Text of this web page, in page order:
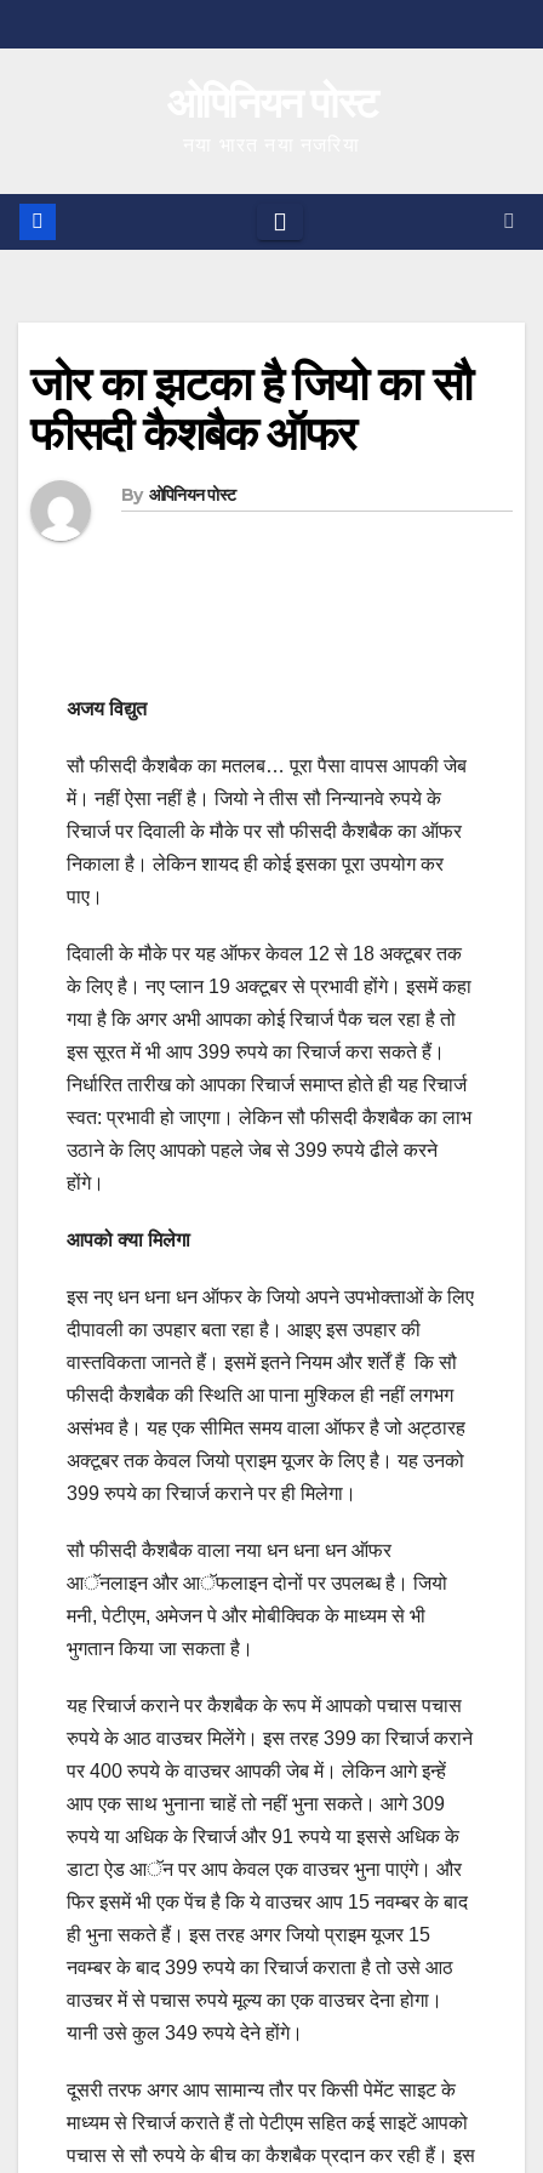
to
जोर का झटका है जियो का सौ
फीसदी कैशबैक ऑफर
By ओपिनियन पोस्ट
अजय विद्युत
सौ फीसदी कैशबैक का मतलब… पूरा पैसा वापस आपकी जेब
में। नहीं ऐसा नहीं है। जियो ने तीस सौ निन्यानवे रुपये के
रिचार्ज पर दिवाली के मौके पर सौ फीसदी कैशबैक का ऑफर
निकाला है। लेकिन शायद ही कोई इसका पूरा उपयोग कर
पाए।
दिवाली के मौके पर यह ऑफर केवल 12 से 18 अक्टूबर तक
के लिए है। नए प्लान 19 अक्टूबर से प्रभावी होंगे। इसमें कहा
गया है कि अगर अभी आपका कोई रिचार्ज पैक चल रहा है तो
इस सूरत में भी आप 399 रुपये का रिचार्ज करा सकते हैं।
निर्धारित तारीख को आपका रिचार्ज समाप्त होते ही यह रिचार्ज
स्वत: प्रभावी हो जाएगा। लेकिन सौ फीसदी कैशबैक का लाभ
उठाने के लिए आपको पहले जेब से 399 रुपये ढीले करने
होंगे।
आपको क्या मिलेगा
इस नए धन धना धन ऑफर के जियो अपने उपभोक्ताओं के लिए
दीपावली का उपहार बता रहा है। आइए इस उपहार की
वास्तविकता जानते हैं। इसमें इतने नियम और शर्तें हैं कि सौ
फीसदी कैशबैक की स्थिति आ पाना मुश्किल ही नहीं लगभग
असंभव है। यह एक सीमित समय वाला ऑफर है जो अट्ठारह
अक्टूबर तक केवल जियो प्राइम यूजर के लिए है। यह उनको
399 रुपये का रिचार्ज कराने पर ही मिलेगा।
सौ फीसदी कैशबैक वाला नया धन धना धन ऑफर
आॅनलाइन और आॅफलाइन दोनों पर उपलब्ध है। जियो
मनी, पेटीएम, अमेजन पे और मोबीक्विक के माध्यम से भी
भुगतान किया जा सकता है।
यह रिचार्ज कराने पर कैशबैक के रूप में आपको पचास पचास
रुपये के आठ वाउचर मिलेंगे। इस तरह 399 का रिचार्ज कराने
पर 400 रुपये के वाउचर आपकी जेब में। लेकिन आगे इन्हें
आप एक साथ भुनाना चाहें तो नहीं भुना सकते। आगे 309
रुपये या अधिक के रिचार्ज और 91 रुपये या इससे अधिक के
डाटा ऐड आॅन पर आप केवल एक वाउचर भुना पाएंगे। और
फिर इसमें भी एक पेंच है कि ये वाउचर आप 15 नवम्बर के बाद
ही भुना सकते हैं। इस तरह अगर जियो प्राइम यूजर 15
नवम्बर के बाद 399 रुपये का रिचार्ज कराता है तो उसे आठ
वाउचर में से पचास रुपये मूल्य का एक वाउचर देना होगा।
यानी उसे कुल 349 रुपये देने होंगे।
दूसरी तरफ अगर आप सामान्य तौर पर किसी पेमेंट साइट के
माध्यम से रिचार्ज कराते हैं तो पेटीएम सहित कई साइटें आपको
पचास से सौ रुपये के बीच का कैशबैक प्रदान कर रही हैं। इस